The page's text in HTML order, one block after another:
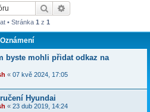
Hledat
• Stránka 1 z 1
Oznámení
byste mohli přidat odkaz na
« 07 kvě 2024, 17:05
Hyundai
« 23 dub 2019, 14:24